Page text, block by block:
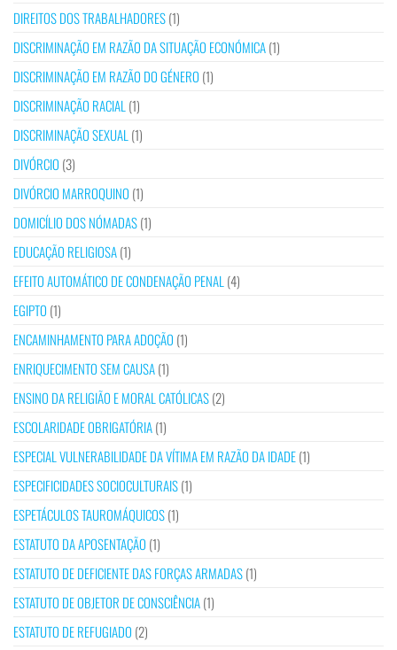
DIREITOS DOS TRABALHADORES(1)
DISCRIMINAÇÃO EM RAZÃO DA SITUAÇÃO ECONÓMICA(1)
DISCRIMINAÇÃO EM RAZÃO DO GÉNERO (1)
DISCRIMINAÇÃO RACIAL (1)
DISCRIMINAÇÃO SEXUAL (1)
DIVÓRCIO (3)
DIVÓRCIO MARROQUINO (1)
DOMICÍLIO DOS NÓMADAS(1)
EDUCAÇÃO RELIGIOSA(1)
EFEITO AUTOMÁTICO DE CONDENAÇÃO PENAL (4)
EGIPTO (1)
ENCAMINHAMENTO PARA ADOÇÃO (1)
ENRIQUECIMENTO SEM CAUSA(1)
ENSINO DA RELIGIÃO E MORAL CATÓLICAS(2)
ESCOLARIDADE OBRIGATÓRIA(1)
ESPECIAL VULNERABILIDADE DA VÍTIMA EM RAZÃO DA IDADE(1)
ESPECIFICIDADES SOCIOCULTURAIS(1)
ESPETÁCULOS TAUROMÁQUICOS(1)
ESTATUTO DA APOSENTAÇÃO (1)
ESTATUTO DE DEFICIENTE DAS FORÇAS ARMADAS(1)
ESTATUTO DE OBJETOR DE CONSCIÊNCIA(1)
ESTATUTO DE REFUGIADO (2)